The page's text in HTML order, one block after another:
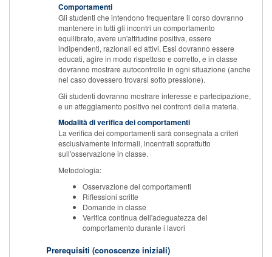
Comportamenti
Gli studenti che intendono frequentare il corso dovranno
mantenere in tutti gli incontri un comportamento
equilibrato, avere un'attitudine positiva, essere
indipendenti, razionali ed attivi. Essi dovranno essere
educati, agire in modo rispettoso e corretto, e in classe
dovranno mostrare autocontrollo in ogni situazione (anche
nel caso dovessero trovarsi sotto pressione).
Gli studenti dovranno mostrare interesse e partecipazione,
e un atteggiamento positivo nei confronti della materia.
Modalità di verifica dei comportamenti
La verifica dei comportamenti sarà consegnata a criteri
esclusivamente informali, incentrati soprattutto
sull'osservazione in classe.
Metodologia:
Osservazione dei comportamenti
Riflessioni scritte
Domande in classe
Verifica continua dell'adeguatezza del
comportamento durante i lavori
Prerequisiti (conoscenze iniziali)